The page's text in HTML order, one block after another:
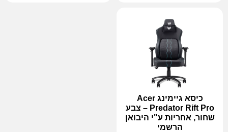
כיסא גיימינג Acer
Predator Rift Pro – צבע
שחור, אחריות ע"י היבואן
הרשמי